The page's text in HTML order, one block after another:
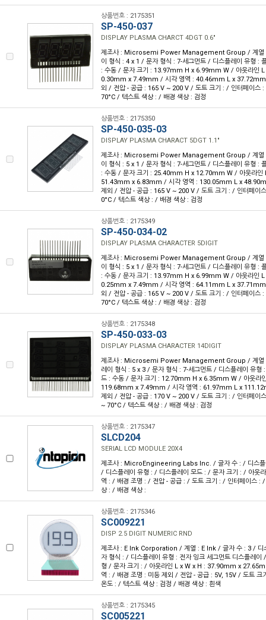
상품번호 : 2175351
SP-450-037
DISPLAY PLASMA CHARCT 4DGT 0.6"
제조사 : Microsemi Power Management Group / 계열
이 형식 : 4 x 1 / 문자 형식 : 7-세그먼트 / 디스플레이 유형 :
: 수동 / 문자 크기 : 13.97mm H x 6.99mm W / 아웃라인
0.30mm x 7.49mm / 시각 영역 : 40.46mm L x 37.72mm
외 / 전압 - 공급 : 165 V ~ 200 V / 도트 크기 : / 인터페이스
70°C / 텍스트 색상 : / 배경 색상 : 검정
상품번호 : 2175350
SP-450-035-03
DISPLAY PLASMA CHARACT 5DGT 1.1"
제조사 : Microsemi Power Management Group / 계열
이 형식 : 5 x 1 / 문자 형식 : 7-세그먼트 / 디스플레이 유형 :
: 수동 / 문자 크기 : 25.40mm H x 12.70mm W / 아웃라
51.43mm x 6.83mm / 시각 영역 : 130.05mm L x
제외 / 전압 - 공급 : 165 V ~ 200 V / 도트 크기 : / 인터페이
0°C / 텍스트 색상 : / 배경 색상 : 검정
상품번호 : 2175349
SP-450-034-02
DISPLAY PLASMA CHARACTER 5DIGIT
제조사 : Microsemi Power Management Group / 계열
이 형식 : 5 x 1 / 문자 형식 : 7-세그먼트 / 디스플레이 유형 :
: 수동 / 문자 크기 : 13.97mm H x 6.99mm W / 아웃라인
0.25mm x 7.49mm / 시각 영역 : 64.11mm L x 37.71mm
외 / 전압 - 공급 : 165 V ~ 200 V / 도트 크기 : / 인터페이스
70°C / 텍스트 색상 : / 배경 색상 : 검정
상품번호 : 2175348
SP-450-033-03
DISPLAY PLASMA CHARACTER 14DIGIT
제조사 : Microsemi Power Management Group / 계열
레이 형식 : 5 x 3 / 문자 형식 : 7-세그먼트 / 디스플레이 유형
드 : 수동 / 문자 크기 : 12.70mm H x 6.35mm W / 아웃라
119.68mm x 7.49mm / 시각 영역 : 61.97mm L x
제외 / 전압 - 공급 : 170 V ~ 200 V / 도트 크기 : / 인터페이
~ 70°C / 텍스트 색상 : / 배경 색상 : 검정
상품번호 : 2175347
SLCD204
SERIAL LCD MODULE 20X4
제조사 : MicroEngineering Labs Inc. / 글자 수 : / 디스플
/ 디스플레이 유형 : / 디스플레이 모드 : / 문자 크기 : / 아웃
역 : / 배경 조명 : / 전압 - 공급 : / 도트 크기 : / 인터페이스 :
상 : / 배경 색상 :
상품번호 : 2175346
SC009221
DISP 2.5 DIGIT NUMERIC RND
제조사 : E Ink Corporation / 계열 : E Ink / 글자 수 : 3 / 디
자 형식 : / 디스플레이 유형 : 전자 잉크 세그먼트 디스플레이
형 / 문자 크기 : / 아웃라인 L x W x H : 37.90mm x
역 : / 배경 조명 : 미등 제외 / 전압 - 공급 : 5V, 15V / 도트 크
온도 : / 텍스트 색상 : 검정 / 배경 색상 : 흰색
상품번호 : 2175345
SC005221